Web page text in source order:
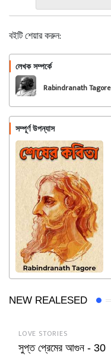
বইটি শেয়ার করুন:
লেখক সম্পর্কে
Rabindranath Tagore
সম্পূর্ণ উপন্যাস
NEW REALESED
LOVE STORIES
সুপ্ত প্রেমের আগুন - 30